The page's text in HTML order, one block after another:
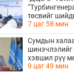
төсвийг
7 цаг 58 мин
Сумдын
шинэчлэлийг
хэвшил рүү
шилжүүлсэн
9 цаг 49 мин